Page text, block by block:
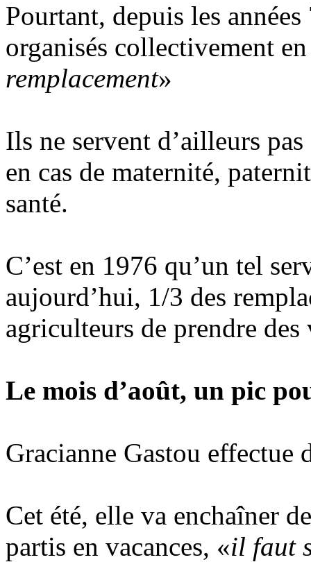
Pourtant, depuis les
organisés collectivement
remplacement»
Ils ne servent d’ailleurs
en cas de maternité,
santé.
C’est en 1976 qu’un tel
aujourd’hui, 1/3 des
agriculteurs de prendre des
Le mois d’août, un pic
Gracianne Gastou effectue
Cet été, elle va enchaîner
partis en vacances, «il faut